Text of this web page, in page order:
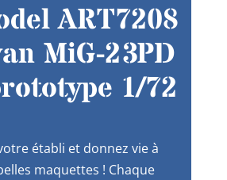
ART7208
MiG-23PD
1/72
établi et donnez vie à
maquettes ! Chaque